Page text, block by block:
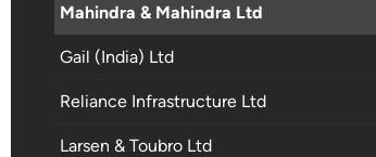
Mahindra & Mahindra Ltd
Gail (India) Ltd
Reliance Infrastructure Ltd
Larsen & Toubro Ltd